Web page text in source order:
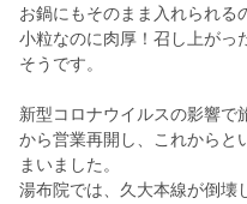
お鍋にもそのまま入れられる
小粒なのに肉厚！召し上がっ
そうです。
新型コロナウイルスの影響で
から営業再開し、これからと
まいました。
湯布院では、久大本線が倒壊